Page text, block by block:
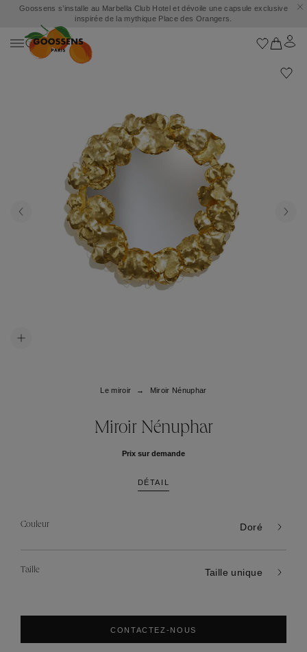
Goossens s’installe au Marbella Club Hotel et dévoile une capsule exclusive
inspirée de la mythique Place des Orangers.
Le miroir Miroir Nénuphar
Miroir Nénuphar
Prix sur demande
DÉTAIL
Couleur Doré
Taille Taille unique
CONTACTEZ-NOUS